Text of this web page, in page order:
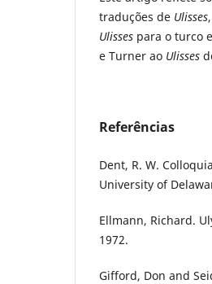
traduções de Ulisses
Ulisses para o turco
e Turner ao Ulisses
Referências
Dent, R. W.
University of
Ellmann, Richard.
1972.
Gifford, Don and